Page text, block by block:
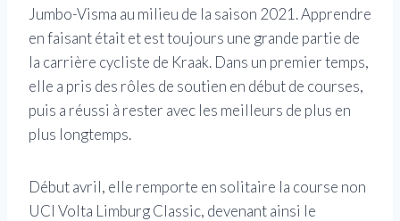
Jumbo-Visma au milieu de la saison 2021. Apprendre
en faisant était et est toujours une grande partie de
la carrière cycliste de Kraak. Dans un premier temps,
elle a pris des rôles de soutien en début de courses,
puis a réussi à rester avec les meilleurs de plus en
plus longtemps.
Début avril, elle remporte en solitaire la course non
UCI Volta Limburg Classic, devenant ainsi le